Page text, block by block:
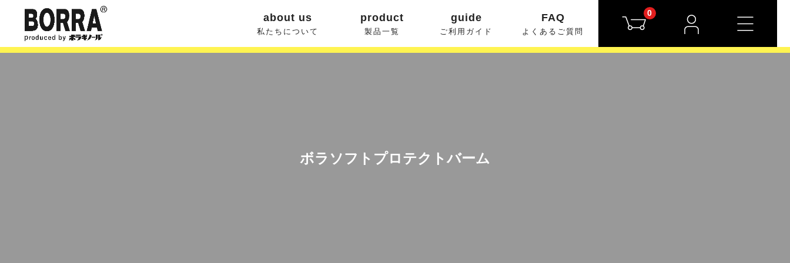
about us
私たちについて
product
製品一覧
guide
ご利用ガイド
FAQ
よくあるご質問
0
ボラソフトプロテクトバーム